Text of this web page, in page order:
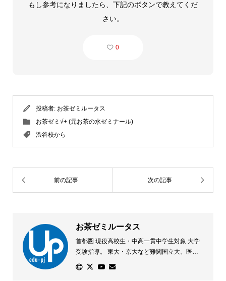
もし参考になりましたら、下記のボタンで教えてくだ
さい。
0
投稿者: お茶ゼミルータス
お茶ゼミ√+ (元お茶の水ゼミナール)
渋谷校から
前の記事 次の記事
お茶ゼミルータス
首都圏 現役高校生・中高一貫中学生対象 大学
受験指導。 東大・京大など難関国立大、医学
部、早慶GMARCHなどの難関大合格を目指し